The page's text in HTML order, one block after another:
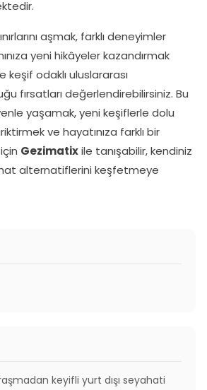
aşmak, farklı deneyimler
yeni hikâyeler kazandırmak
keşif odaklı uluslararası
fırsatları değerlendirebilirsiniz. Bu
yaşamak, yeni keşiflerle dolu
ve hayatınıza farklı bir
Gezimatixile tanışabilir, kendiniz
alternatiflerini keşfetmeye
keyifli yurt dışı seyahati